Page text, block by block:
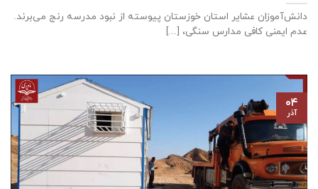
دانش‌آموزان عشایر استان خوزستان پيوسته از نبود مدرسه رنج می‌برند.
عدم ایمنی کافی مدارس سنگی، [...]
۰۴
آذر